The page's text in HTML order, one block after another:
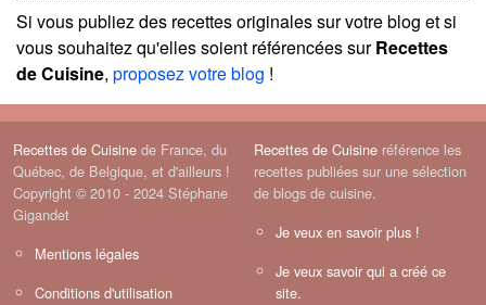
Si vous publiez des recettes originales sur votre blog et si
vous souhaitez qu'elles soient référencées surRecettes
de Cuisine, proposez votre blog !
Recettes de Cuisine de France, du
Québec, de Belgique, et d'ailleurs !
Copyright © 2010 - 2024 Stéphane
Gigandet
Mentions légales
Conditions d'utilisation
Recettes de Cuisine référence les
recettes publiées sur une sélection
de blogs de cuisine.
Je veux en savoir plus !
Je veux savoir qui a créé ce
site.